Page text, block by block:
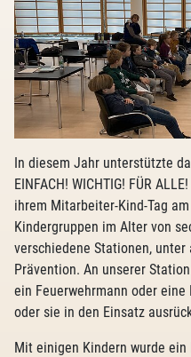
In diesem Jahr unterstützte
EINFACH! WICHTIG! FÜR
ihrem Mitarbeiter-Kind-Tag
Kindergruppen im Alter von
verschiedene Stationen,
Prävention. An unserer
ein Feuerwehrmann oder
oder sie in den Einsatz
Mit einigen Kindern wurde